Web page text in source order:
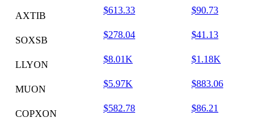
AXTIB
$613.33 $90.73
SOXSB
$278.04 $41.13
LLYON
$8.01K $1.18K
MUON
$5.97K $883.06
COPXON
$582.78 $86.21